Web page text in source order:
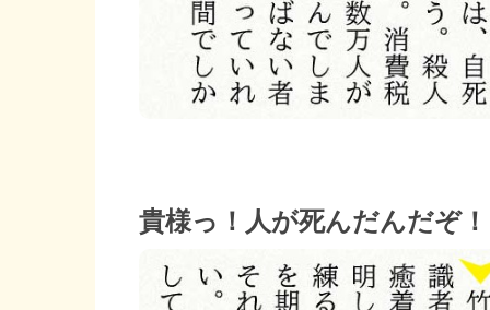
貴様っ！人が死んだんだぞ